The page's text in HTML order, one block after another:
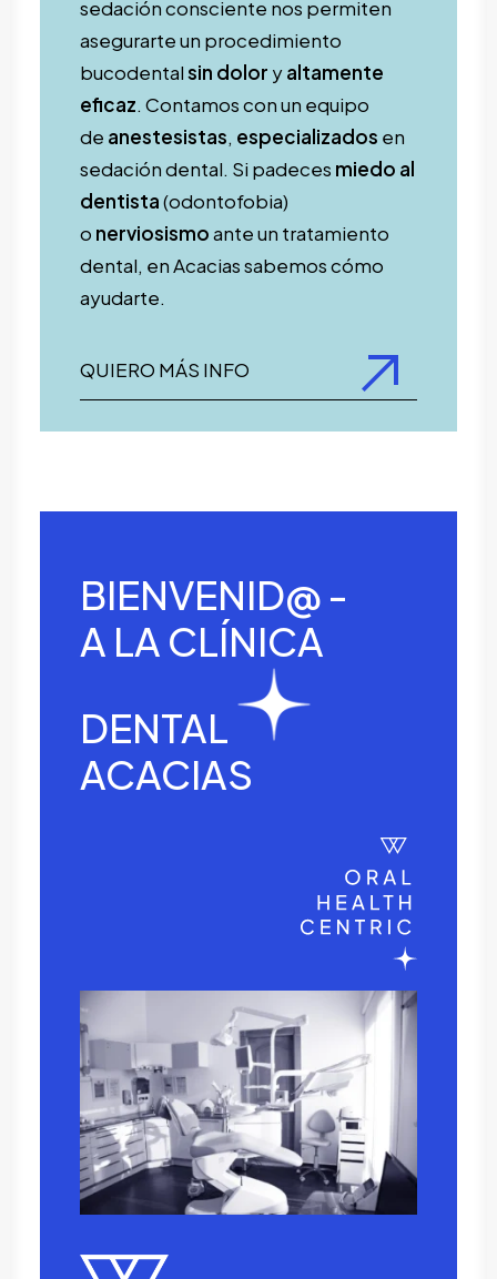
sedación consciente nos permiten
asegurarte un procedimiento
bucodentalsin dolor yaltamente
eficaz. Contamos con un equipo
de anestesistas, especializados en
sedación dental. Si padeces miedo al
dentista(odontofobia)
o nerviosismoante un tratamiento
dental, en Acacias sabemos cómo
ayudarte.
QUIERO MÁS INFO
BIENVENID@ -
A LA CLÍNICA
DENTAL
ACACIAS